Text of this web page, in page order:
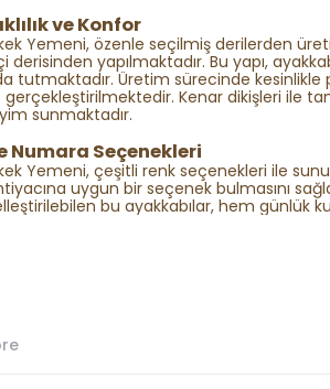
ve Konfor
Yemeni, özenle seçilmiş derilerden
derisinden yapılmaktadır. Bu yapı,
tutmaktadır. Üretim sürecinde
gerçekleştirilmektedir. Kenar dikişleri ile
sunmaktadır.
Numara Seçenekleri
Yemeni, çeşitli renk seçenekleri ile
uygun bir seçenek bulmasını
bu ayakkabılar, hem günlük